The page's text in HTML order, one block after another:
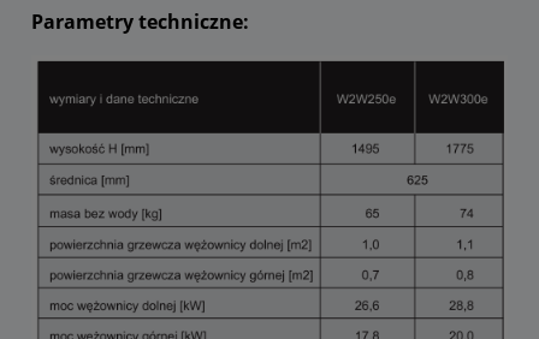
Parametry techniczne: